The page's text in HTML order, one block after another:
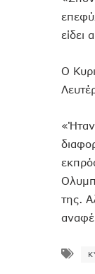
είδει
Ο
της.